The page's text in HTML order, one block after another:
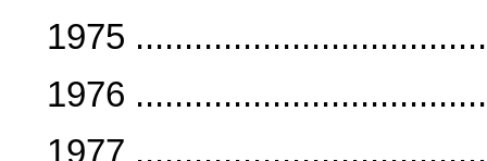
1975
1976
1977